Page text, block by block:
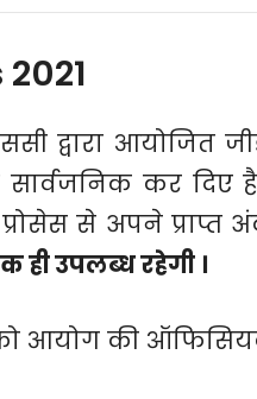
द्वारा आयोजित
कर दिए
से अपने प्राप्त
ही उपलब्ध रहेगी ।
आयोग की